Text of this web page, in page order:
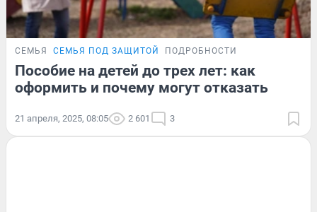
СЕМЬЯ СЕМЬЯ ПОД ЗАЩИТОЙ ПОДРОБНОСТИ
Пособие на детей до трех лет: как
оформить и почему могут отказать
21 апреля, 2025, 08:05 2 601 3